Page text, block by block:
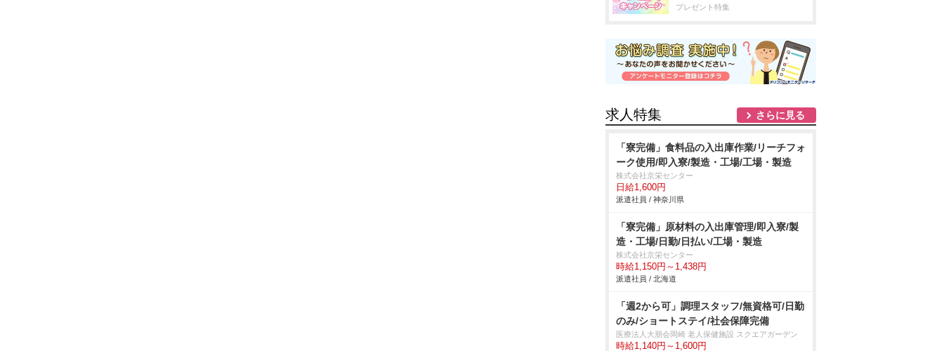
プレゼント特集
求人特集 さらに見る
「寮完備」食料品の入出庫作業/リーチフォ
ーク使用/即入寮/製造・工場/工場・製造
株式会社京栄センター
日給1,600円
派遣社員 / 神奈川県
「寮完備」原材料の入出庫管理/即入寮/製
造・工場/日勤/日払い/工場・製造
株式会社京栄センター
時給1,150円～1,438円
派遣社員 / 北海道
「週2から可」調理スタッフ/無資格可/日勤
のみ/ショートステイ/社会保障完備
医療法人大朋会岡崎 老人保健施設 スクエアガーデン
時給1,140円～1,600円